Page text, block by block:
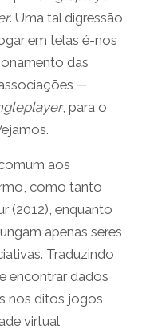
. Uma tal digressão
em telas é-nos
das
─
, para o
aos
como tanto
(2012), enquanto
apenas seres
Traduzindo
encontrar dados
nos ditos jogos
virtual